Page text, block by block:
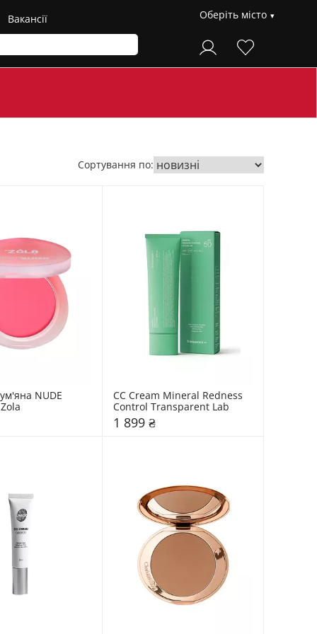
Вакансії Оберіть місто
Сортування по:
NUDE
CC Cream Mineral Redness
Control Transparent Lab
1 899 ₴